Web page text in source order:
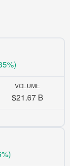
VOLUME
$21.67 B